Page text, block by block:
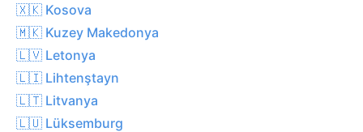
🇽🇰 Kosova
🇲🇰 Kuzey Makedonya
🇱🇻 Letonya
🇱🇮 Lihtenştayn
🇱🇹 Litvanya
🇱🇺 Lüksemburg